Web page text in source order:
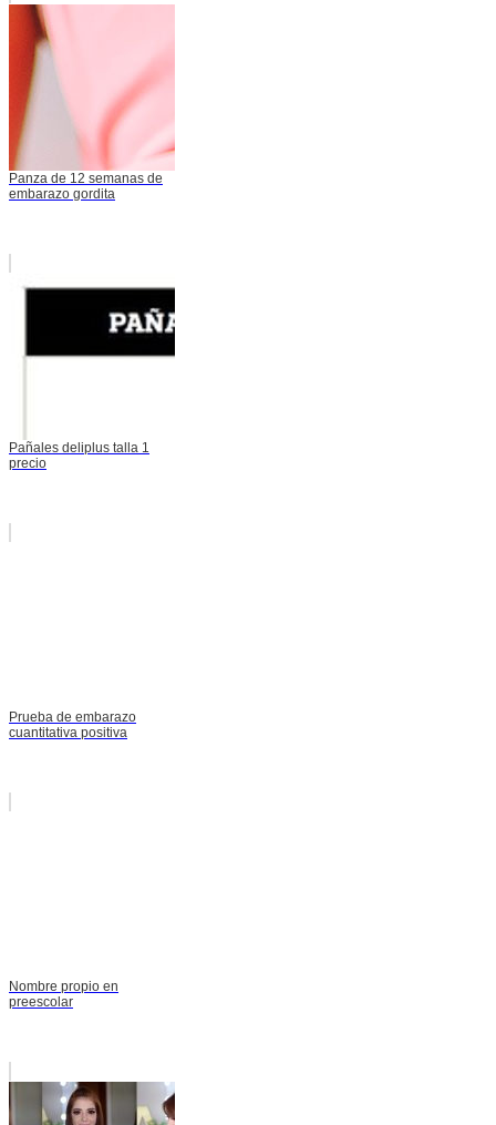
Panza de 12 semanas de
embarazo gordita
Pañales deliplus talla 1
precio
Prueba de embarazo
cuantitativa positiva
Nombre propio en
preescolar